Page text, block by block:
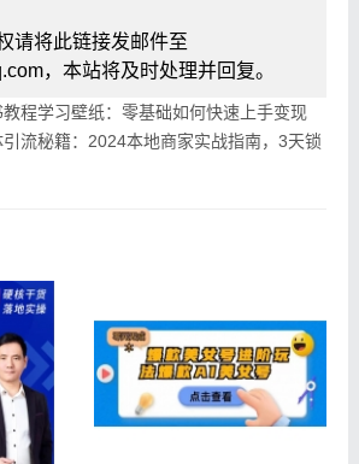
请将此链接发邮件至
，本站将及时处理并回复。
教程学习壁纸：零基础如何快速上手变现
流秘籍：2024本地商家实战指南，3天锁